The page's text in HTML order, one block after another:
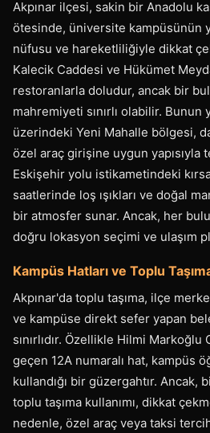
Akpınar ilçesi, sakin bir Anadolu
ötesinde, üniversite kampüsünün
nüfusu ve hareketliliğiyle dikkat
Kalecik Caddesi ve Hükümet
restoranlarla doludur, ancak bir
mahremiyeti sınırlı olabilir.
üzerindeki Yeni Mahalle bölgesi,
özel araç girişine uygun yapısıyla
Eskişehir yolu istikametindeki
saatlerinde loş ışıkları ve doğal
bir atmosfer sunar. Ancak, her
doğru lokasyon seçimi ve ulaşım
Kampüs Hatları ve Toplu
Akpınar'da toplu taşıma, ilçe
ve kampüse direkt sefer yapan
sınırlıdır. Özellikle Hilmi
geçen 12A numaralı hat, kampüs
kullandığı bir güzergahtır. Ancak,
toplu taşıma kullanımı, dikkat
nedenle, özel araç veya taksi